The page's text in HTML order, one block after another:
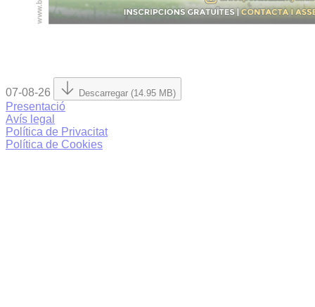
07-08-26 Descarregar (14.95 MB)
Presentació
Avís legal
Política de Privacitat
Política de Cookies